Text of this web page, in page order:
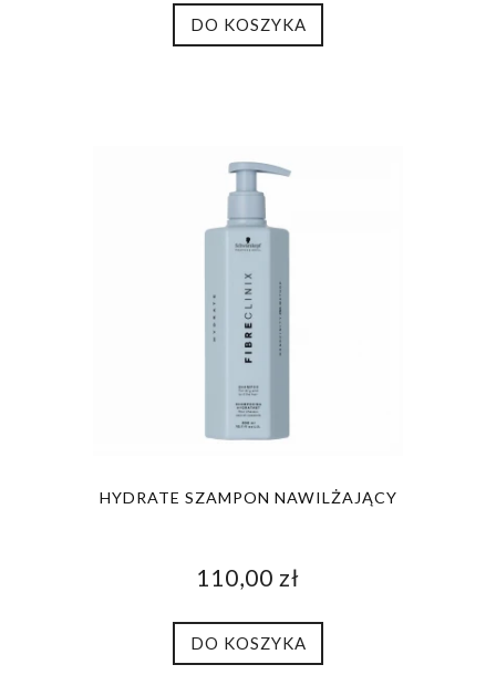
DO KOSZYKA
HYDRATE SZAMPON NAWILŻAJĄCY
110,00 zł
DO KOSZYKA